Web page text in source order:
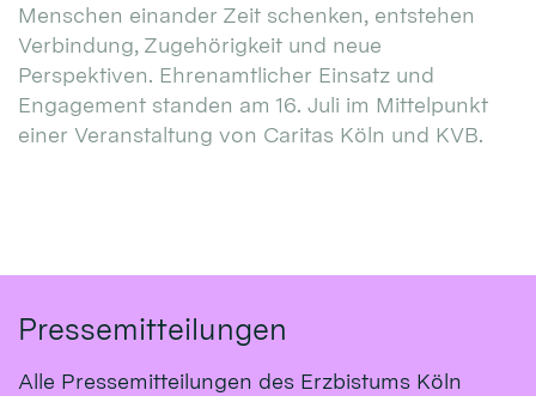
Menschen einander Zeit schenken, entstehen
Verbindung, Zugehörigkeit und neue
Perspektiven. Ehrenamtlicher Einsatz und
Engagement standen am 16. Juli im Mittelpunkt
einer Veranstaltung von Caritas Köln und KVB.
Pressemitteilungen
Alle Pressemitteilungen des Erzbistums Köln